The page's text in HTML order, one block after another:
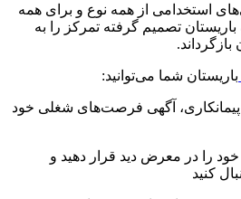
استخدامی از همه نوع و برای همه
تصمیم گرفته تمرکز را به
باریستان شما می‌توانید:
آگهی فرصت‌های شغلی خود
را در معرض دید قرار دهید و
کنید